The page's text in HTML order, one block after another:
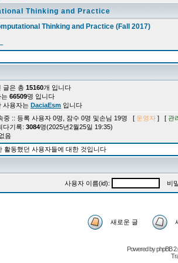
Thinking and Practice
Thinking and Practice (Fall 2017)
글은 총 15160개 입니다
는 66509명 입니다
사용자는 DaciaEsm 입니다
중 :: 등록 사용자 0명, 잠수 0명 및손님 19명 [ 운영자 ] [ 관
다기록: 3084명(2025년2월25일 19:35)
음
활동했던 사용자들에 대한 것입니다
사용자 이름(id): 비
새로운 글
Powered byphpBB